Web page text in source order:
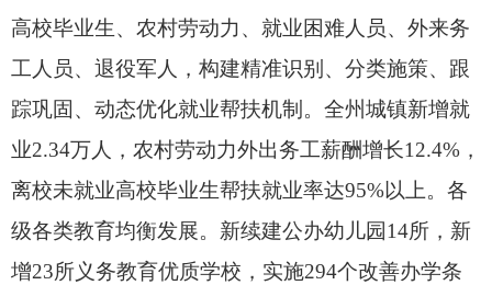
高校毕业生、 农村劳动力、 就业困难人员、 外来务
工人员、 退役军人， 构建精准识别、 分类施策、 跟
踪巩固、 动态优化就业帮扶机制。 全州城镇新增就
业2.34万人， 农村劳动力外出务工薪酬增长12.4%，
离校未就业高校毕业生帮扶就业率达95%以上。 各
级各类教育均衡发展。 新续建公办幼儿园14所， 新
增23所义务教育优质学校， 实施294个改善办学条